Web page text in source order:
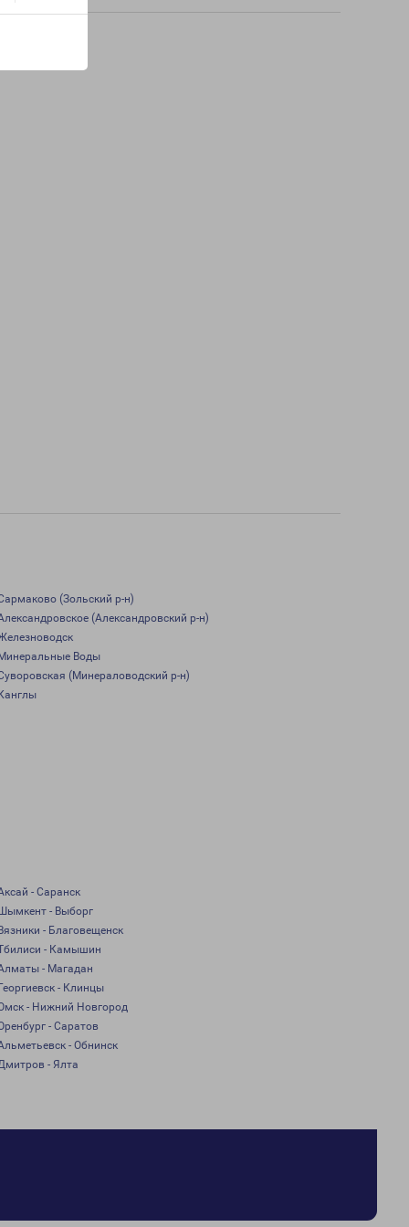
(Зольский р-н)
(Александровский р-н)
Воды
(Минераловодский р-н)
- Саранск
- Выборг
- Благовещенск
- Камышин
- Магадан
- Клинцы
- Нижний Новгород
- Саратов
- Обнинск
- Ялта